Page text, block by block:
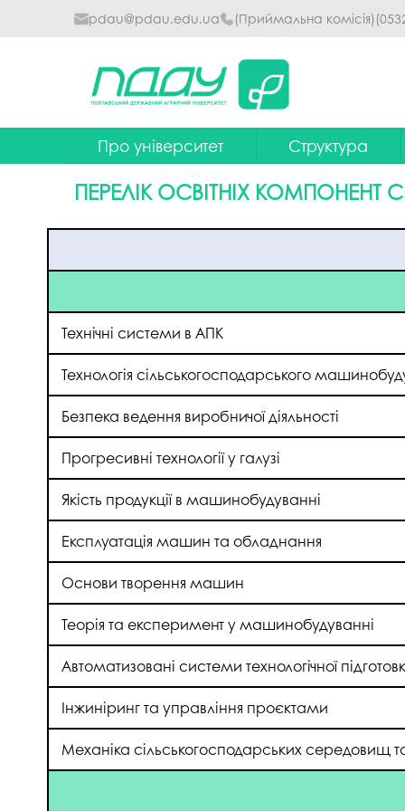
pdau@pdau.edu.ua (Приймальна комісія)
Про університет
Ректор
Політики університету
Історія
Гімн ПДАУ
Музеї ПДАУ
Профспілка
Асоціація випускників
3D тур по університету
Наші контакти
Публічна інформація
Антикорупційна діяльність
Меморіал пам'яті
Структура
Наглядова рада
Вчена рада
Кафедри
Коледжі
Бібліотека
Відділ маркетингу
Центр
4.0
Психологічна
Омбудсмен
освітнього
Навчально-
Дорадча служба
ПЕРЕЛІК ОСВІТНІХ КОМПОНЕНТ
Технічні системи в АПК
Технологія сільськогосподарського
Безпека ведення виробничої діяльності
Прогресивні технології у галузі
Якість продукції в машинобудуванні
Експлуатація машин та обладнання
Основи творення машин
Теорія та експеримент у машинобудуванні
Автоматизовані системи технологічної
Інжиніринг та управління проєктами
Механіка сільськогосподарських середовищ